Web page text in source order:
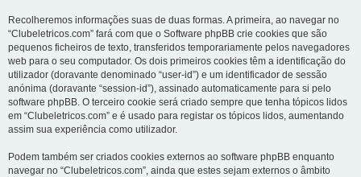
Recolheremos informações suas de duas formas. A primeira, ao navegar no
“Clubeletricos.com” fará com que o Software phpBB crie cookies que são
pequenos ficheiros de texto, transferidos temporariamente pelos navegadores
web para o seu computador. Os dois primeiros cookies têm a identificação do
utilizador (doravante denominado “user-id”) e um identificador de sessão
anónima (doravante “session-id”), assinado automaticamente para si pelo
software phpBB. O terceiro cookie será criado sempre que tenha tópicos lidos
em “Clubeletricos.com” e é usado para registar os tópicos lidos, aumentando
assim sua experiência como utilizador.
Podem também ser criados cookies externos ao software phpBB enquanto
navegar no “Clubeletricos.com”, ainda que estes sejam externos o âmbito